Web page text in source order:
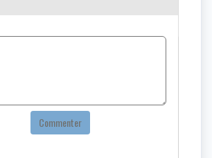
Commenter